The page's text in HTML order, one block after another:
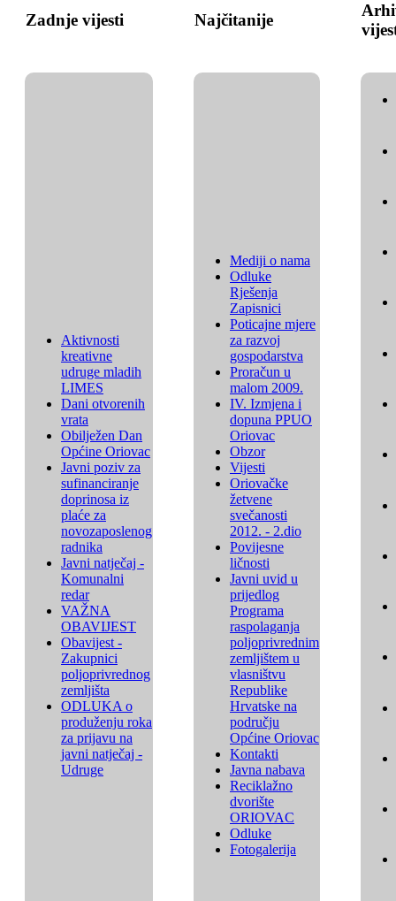
Zadnje vijesti Najčitanije
Aktivnosti
kreativne
udruge mladih
LIMES
Dani otvorenih
vrata
Obilježen Dan
Općine Oriovac
Javni poziv za
sufinanciranje
doprinosa iz
plaće za
novozaposlenog
radnika
Javni natječaj -
Komunalni
redar
VAŽNA
OBAVIJEST
Obavijest -
Zakupnici
poljoprivrednog
zemljišta
ODLUKA o
produženju roka
za prijavu na
javni natječaj -
Udruge
Mediji o nama
Odluke
Rješenja
Zapisnici
Poticajne mjere
za razvoj
gospodarstva
Proračun u
malom 2009.
IV. Izmjena i
dopuna PPUO
Oriovac
Obzor
Vijesti
Oriovačke
žetvene
svečanosti
2012. - 2.dio
Povijesne
ličnosti
Javni uvid u
prijedlog
Programa
raspolaganja
poljoprivrednim
zemljištem u
vlasništvu
Republike
Hrvatske na
području
Općine Oriovac
Kontakti
Javna nabava
Reciklažno
dvorište
ORIOVAC
Odluke
Fotogalerija